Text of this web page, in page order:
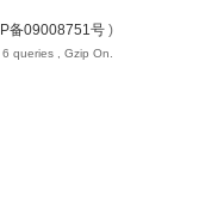
备09008751号 )
queries , Gzip On.